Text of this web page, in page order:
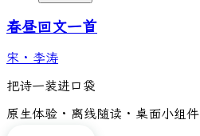
春昼回文一首
宋 · 李涛
把诗一装进口袋
原生体验 · 离线随读 · 桌面小组件